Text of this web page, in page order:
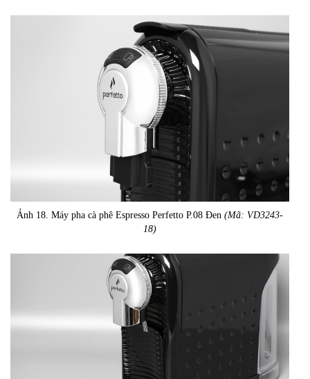
Ảnh 18. Máy pha cà phê Espresso Perfetto P.08 Đen (Mã: VD3243-
18)